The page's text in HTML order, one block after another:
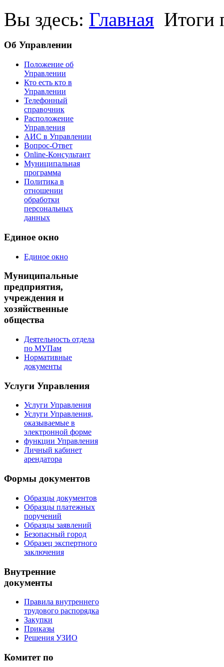
Вы здесь: Главная Итоги
Об Управлении
Положение об
Управлении
Кто есть кто в
Управлении
Телефонный
справочник
Расположение
Управления
АИС в Управлении
Вопрос-Ответ
Online-Консультант
Муниципальная
программа
Политика в
отношении
обработки
персональных
данных
Единое окно
Единое окно
Муниципальные
предприятия,
учреждения и
хозяйственные
общества
Деятельность отдела
по МУПам
Нормативные
документы
Услуги Управления
Услуги Управления
Услуги Управления,
оказываемые в
электронной форме
функции Управления
Личный кабинет
арендатора
Формы документов
Образцы документов
Образцы платежных
поручений
Образцы заявлений
Безопасный город
Образец экспертного
заключения
Внутренние
документы
Правила внутреннего
трудового распорядка
Закупки
Приказы
Решения УЗИО
Комитет по